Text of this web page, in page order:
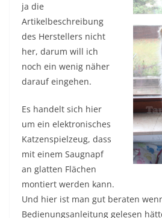
ja die
Artikelbeschreibung
des Herstellers nicht
her, darum will ich
noch ein wenig näher
darauf eingehen.
Es handelt sich hier
um ein elektronisches
Katzenspielzeug, dass
mit einem Saugnapf
an glatten Flächen
montiert werden kann.
Und hier ist man gut beraten
Bedienungsanleitung gelesen